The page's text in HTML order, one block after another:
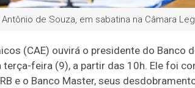
de Souza, em sabatina na Câmara
(CAE) ouvirá o presidente do Banco
terça-feira (9), a partir das 10h. Ele foi
e o Banco Master, seus